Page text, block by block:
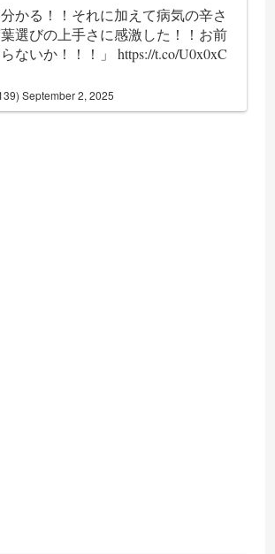
かる！！それに加えて病気の辛さ
選びの上手さに感激した！！お前
ないか！！！」https://t.co/U0x0xC
September 2, 2025